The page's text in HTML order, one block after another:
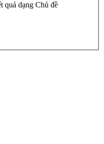
quả dạng Chủ đề